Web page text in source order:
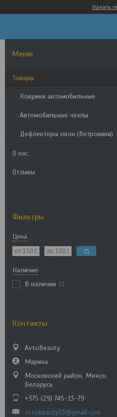
Начать
Товары
Коврики автомобильные
Автомобильные чехлы
Дефлекторы окон (Ветровики)
О нас
Отзывы
Фильтры
Цена
Наличие
В наличии 11
Контакты
AvtoBeauty
Марина
Московский район, Минск,
Беларусь
+375 (29) 745-13-79
avtobeauty13@gmail.com